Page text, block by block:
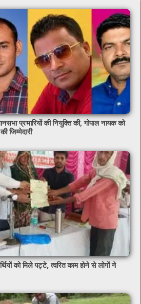
प्रभारियों की नियुक्ति की, गोपाल नायक को
जिम्मेदारी
को मिले पट्टे, त्वरित काम होने से लोगों ने